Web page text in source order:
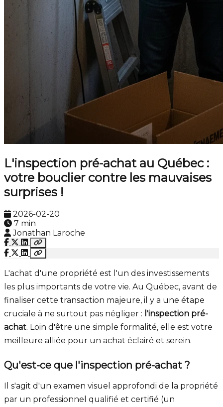
L'inspection pré-achat au Québec :
votre bouclier contre les mauvaises
surprises !
2026-02-20
7 min
Jonathan Laroche
L'achat d'une propriété est l'un des investissements
les plus importants de votre vie. Au Québec, avant de
finaliser cette transaction majeure, il y a une étape
cruciale à ne surtout pas négliger : l'inspection pré-
achat. Loin d'être une simple formalité, elle est votre
meilleure alliée pour un achat éclairé et serein.
Qu'est-ce que l'inspection pré-achat ?
Il s'agit d'un examen visuel approfondi de la propriété
par un professionnel qualifié et certifié (un